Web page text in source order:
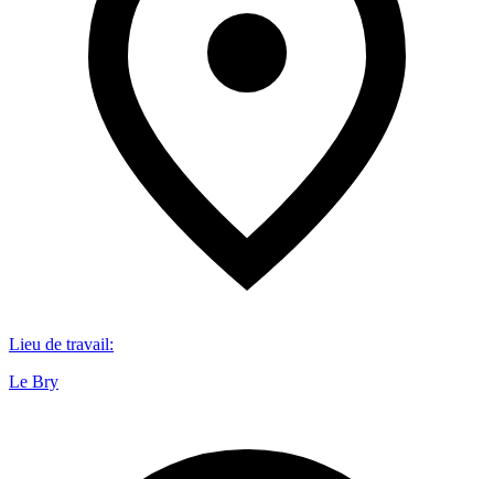
Lieu de travail:
Le Bry